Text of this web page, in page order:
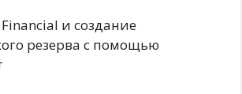
и создание
резерва с помощью